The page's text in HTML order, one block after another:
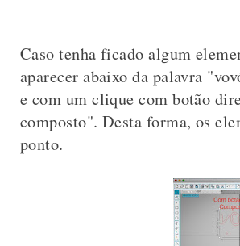
Caso tenha ficado algum
aparecer abaixo da palavra
e com um clique com botão
composto". Desta forma, os
ponto.